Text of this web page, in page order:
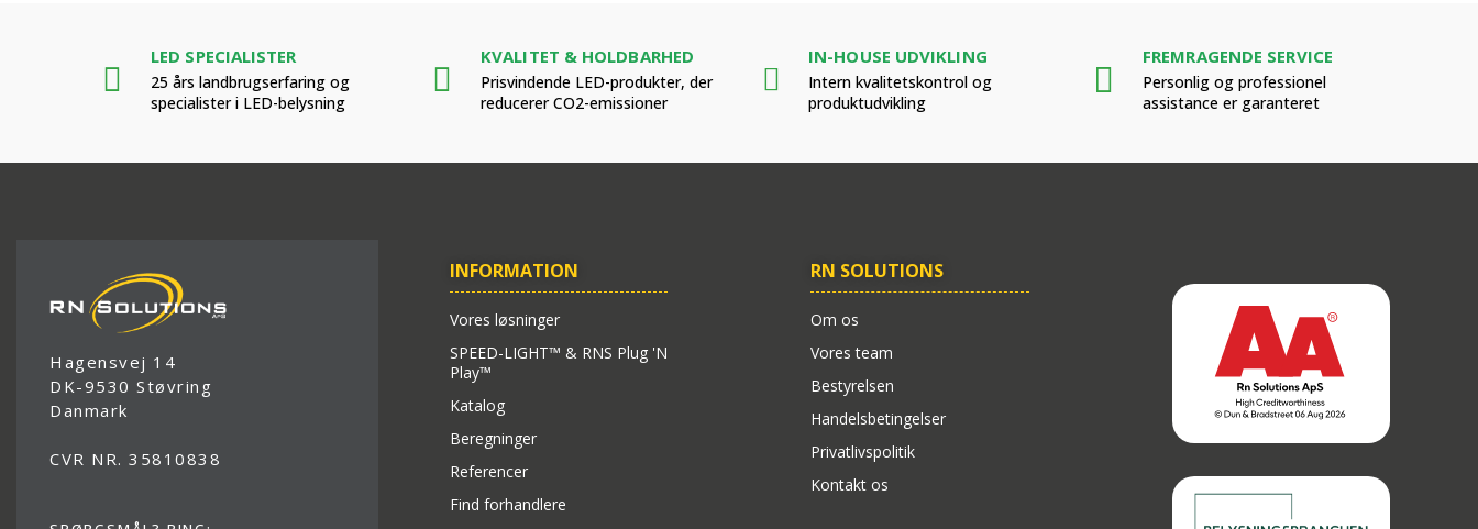
LED SPECIALISTER
25 års landbrugserfaring og
specialister i LED-belysning
KVALITET & HOLDBARHED
Prisvindende LED-produkter, der
reducerer CO2-emissioner
IN-HOUSE UDVIKLING
Intern kvalitetskontrol og
produktudvikling
FREMRAGENDE SERVICE
Personlig og professionel
assistance er garanteret
Hagensvej 14
DK-9530 Støvring
Danmark
CVR NR. 35810838
INFORMATION
Vores løsninger
SPEED-LIGHT™ & RNS Plug 'N
Play™
Katalog
Beregninger
Referencer
Find forhandlere
RN SOLUTIONS
Om os
Vores team
Bestyrelsen
Handelsbetingelser
Privatlivspolitik
Kontakt os